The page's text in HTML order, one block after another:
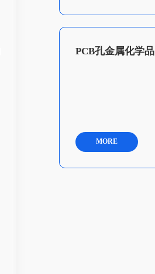
PCB孔金属化学品
MORE